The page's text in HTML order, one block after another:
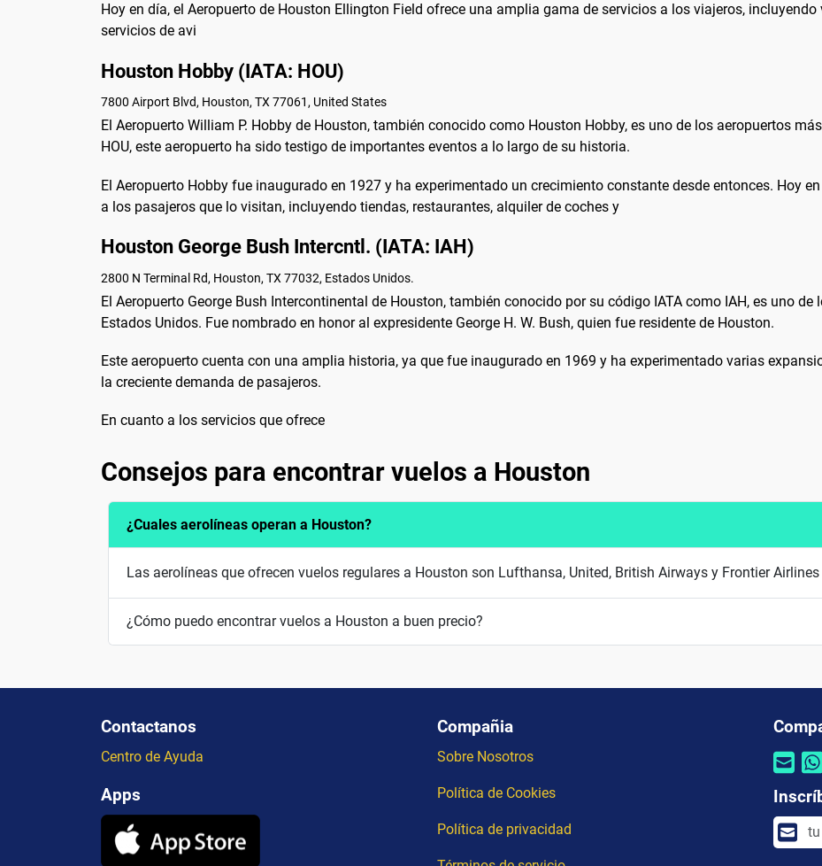
Hoy en día, el Aeropuerto de Houston Ellington Field ofrece una amplia gama de servicios a los viajeros,
servicios de avi
Houston Hobby (IATA: HOU)
7800 Airport Blvd, Houston, TX 77061, United States
El Aeropuerto William P. Hobby de Houston, también conocido como Houston Hobby, es uno de los aeropuertos
HOU, este aeropuerto ha sido testigo de importantes eventos a lo largo de su historia.
El Aeropuerto Hobby fue inaugurado en 1927 y ha experimentado un crecimiento constante desde entonces. Hoy
a los pasajeros que lo visitan, incluyendo tiendas, restaurantes, alquiler de coches y
Houston George Bush Intercntl. (IATA: IAH)
2800 N Terminal Rd, Houston, TX 77032, Estados Unidos.
El Aeropuerto George Bush Intercontinental de Houston, también conocido por su código IATA como IAH, es uno
Estados Unidos. Fue nombrado en honor al expresidente George H. W. Bush, quien fue residente de Houston.
Este aeropuerto cuenta con una amplia historia, ya que fue inaugurado en 1969 y ha experimentado varias
la creciente demanda de pasajeros.
En cuanto a los servicios que ofrece
Consejos para encontrar vuelos a Houston
¿Cuales aerolíneas operan a Houston?
Las aerolíneas que ofrecen vuelos regulares a Houston son Lufthansa, United, British Airways y Frontier Airlines
¿Cómo puedo encontrar vuelos a Houston a buen precio?
Contactanos
Centro de Ayuda
Apps
Compañia
Sobre Nosotros
Política de Cookies
Política de privacidad